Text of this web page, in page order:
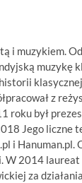
i muzykiem.
muzykę
z
roku był
Jego liczne
i
2014 laureat
za